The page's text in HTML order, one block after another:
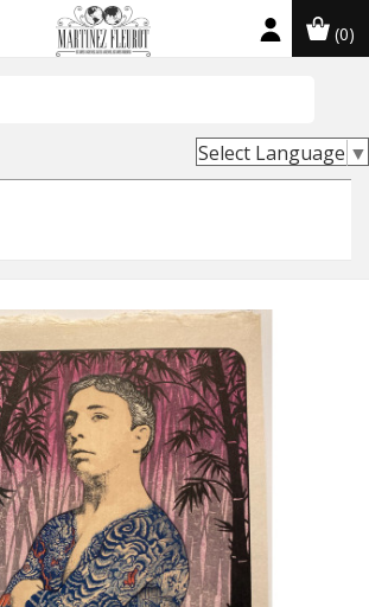
(0)
Select Language ▼